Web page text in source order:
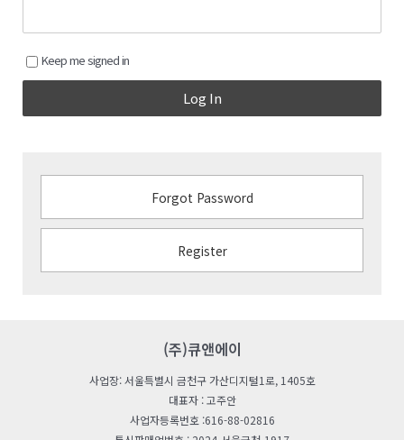
Keep me signed in
Log In
Forgot Password
Register
(주)큐앤에이
사업장: 서울특별시 금천구 가산디지털1로, 1405호
대표자 : 고주안
사업자등록번호 :616-88-02816